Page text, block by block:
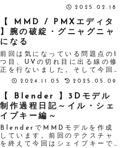
edges or custom normals
subdivision」「シャープ辺ま
たはカスタム法線を...
2025.02.18
【 MMD / PMXエディタ
】腕の破綻・グニャグニャ
になる
前回は気になっている問題点の1
つ目、UVの切れ目に出る線の修
正を行ないました。そして今回
は腕の破綻・グニャグニャの修
TransformViewでは問題なか
ったのに、MMDに表示するとこ
の問題が出てきました。↑事情
によ...
2024.11.05 2025.05.09
【 Blender 】3Dモデル
制作過程日記～イル・シェ
イプキー編～
BlenderでMMDモデルを作成
しています。前回のテクスチャ
を終えて今回はシェイプキーで